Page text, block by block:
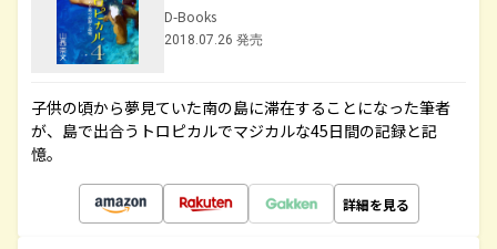
D-Books
2018.07.26 発売
子供の頃から夢見ていた南の島に滞在することになった筆者
が、島で出合うトロピカルでマジカルな45日間の記録と記
憶。
詳細を見る